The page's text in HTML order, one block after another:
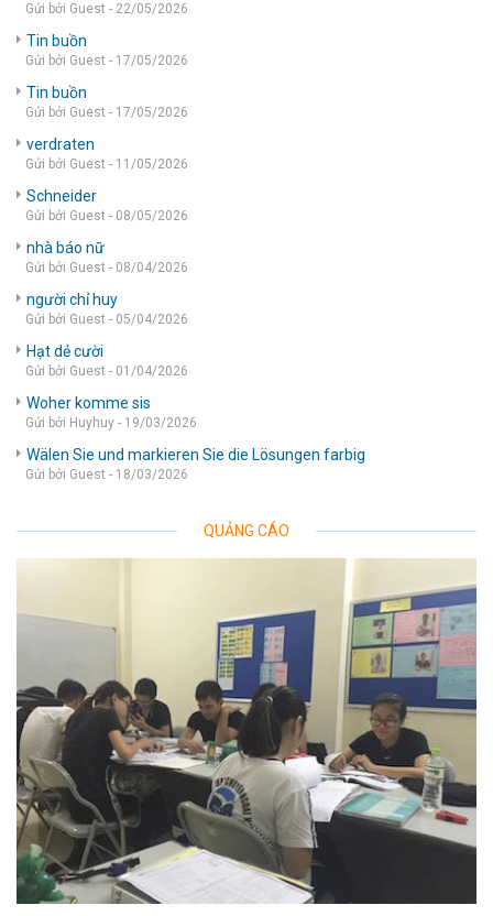
Gửi bởi Guest - 22/05/2026
Tin buồn
Gửi bởi Guest - 17/05/2026
Tin buồn
Gửi bởi Guest - 17/05/2026
verdraten
Gửi bởi Guest - 11/05/2026
Schneider
Gửi bởi Guest - 08/05/2026
nhà báo nữ
Gửi bởi Guest - 08/04/2026
người chỉ huy
Gửi bởi Guest - 05/04/2026
Hạt dẻ cười
Gửi bởi Guest - 01/04/2026
Woher komme sis
Gửi bởi Huyhuy - 19/03/2026
Wälen Sie und markieren Sie die Lösungen farbig
Gửi bởi Guest - 18/03/2026
QUẢNG CÁO